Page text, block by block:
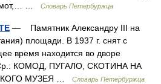
…
Словарь Петербуржца
— Памятник Александру III на
площади. В 1937 г. снят с
время находится во дворе
КОМОД, ПУГАЛО, СКОТИНА НА
МУЗЕЯ …
Словарь Петербуржца